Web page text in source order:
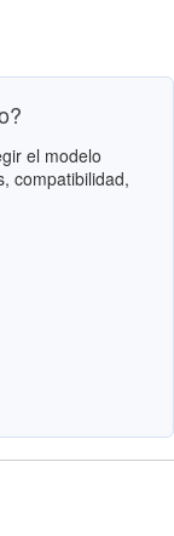
el modelo
compatibilidad,